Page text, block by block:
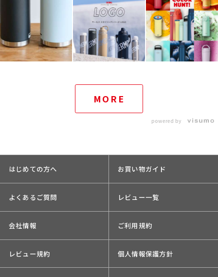
MORE
powered by
はじめての方へ お買い物ガイド
よくあるご質問 レビュー一覧
会社情報 ご利用規約
レビュー規約 個人情報保護方針